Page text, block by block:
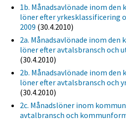
1b. Månadsavlönade inom
löner efter yrkesklassificering
2009 (30.4.2010)
2a. Månadsavlönade inom
löner efter avtalsbransch och
(30.4.2010)
2b. Månadsavlönade inom
löner efter avtalsbransch och
(30.4.2010)
2c. Månadslöner inom
avtalbransch och